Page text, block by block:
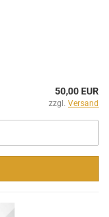
50,00 EUR
zzgl. Versand